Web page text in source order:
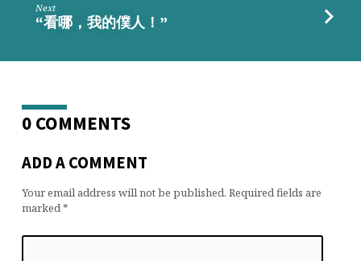
Next
“看哪，我的僕人！”
0 COMMENTS
ADD A COMMENT
Your email address will not be published. Required fields are
marked *